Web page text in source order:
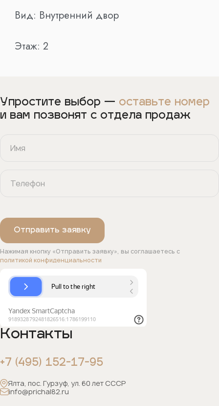
Вид: Внутренний двор
Этаж: 2
Упростите выбор — оставьте номер
и вам позвонят с отдела продаж
Нажимая кнопку «Отправить заявку», вы соглашаетесь с
политикой конфиденциальности
Контакты
+7 (495) 152-17-95
Ялта, пос. Гурзуф, ул. 60 лет СССР
info@prichal82.ru